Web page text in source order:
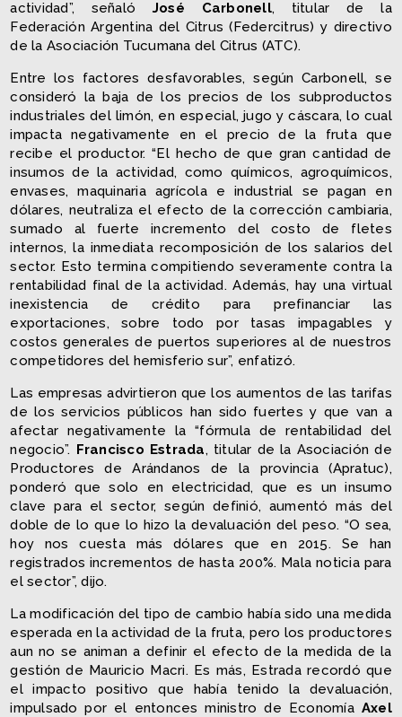
actividad”, señaló José Carbonell, titular de la
Federación Argentina del Citrus (Federcitrus) y directivo
de la Asociación Tucumana del Citrus (ATC).
Entre los factores desfavorables, según Carbonell, se
consideró la baja de los precios de los subproductos
industriales del limón, en especial, jugo y cáscara, lo cual
impacta negativamente en el precio de la fruta que
recibe el productor. “El hecho de que gran cantidad de
insumos de la actividad, como químicos, agroquímicos,
envases, maquinaria agrícola e industrial se pagan en
dólares, neutraliza el efecto de la corrección cambiaria,
sumado al fuerte incremento del costo de fletes
internos, la inmediata recomposición de los salarios del
sector. Esto termina compitiendo severamente contra la
rentabilidad final de la actividad. Además, hay una virtual
inexistencia de crédito para prefinanciar las
exportaciones, sobre todo por tasas impagables y
costos generales de puertos superiores al de nuestros
competidores del hemisferio sur”, enfatizó.
Las empresas advirtieron que los aumentos de las tarifas
de los servicios públicos han sido fuertes y que van a
afectar negativamente la “fórmula de rentabilidad del
negocio”. Francisco Estrada, titular de la Asociación de
Productores de Arándanos de la provincia (Apratuc),
ponderó que solo en electricidad, que es un insumo
clave para el sector, según definió, aumentó más del
doble de lo que lo hizo la devaluación del peso. “O sea,
hoy nos cuesta más dólares que en 2015. Se han
registrados incrementos de hasta 200%. Mala noticia para
el sector”, dijo.
La modificación del tipo de cambio había sido una medida
esperada en la actividad de la fruta, pero los productores
aun no se animan a definir el efecto de la medida de la
gestión de Mauricio Macri. Es más, Estrada recordó que
el impacto positivo que había tenido la devaluación,
impulsado por el entonces ministro de Economía Axel